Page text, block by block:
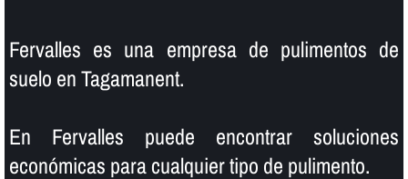
Fervalles es una empresa de pulimentos de
suelo en Tagamanent.
En Fervalles puede encontrar soluciones
económicas para cualquier tipo de pulimento.